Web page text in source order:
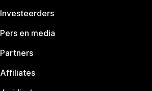
Investeerders
Pers en media
Partners
Affiliates